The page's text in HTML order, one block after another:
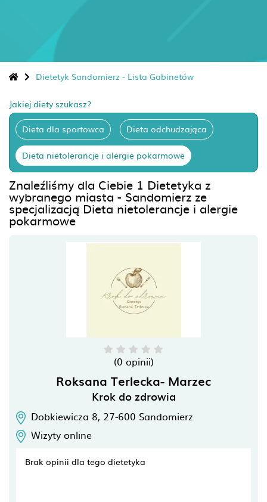
Dietetyk Sandomierz - Lista Gabinetów
Jakiej diety szukasz?
Dieta dla sportowca Dieta odchudzająca
Dieta nietolerancje i alergie pokarmowe
Znaleźliśmy dla Ciebie 1 Dietetyka z
wybranego miasta - Sandomierz ze
specjalizacją Dieta nietolerancje i alergie
pokarmowe
(0 opinii)
Roksana Terlecka- Marzec
Krok do zdrowia
Dobkiewicza 8, 27-600 Sandomierz
Wizyty online
Brak opinii dla tego dietetyka